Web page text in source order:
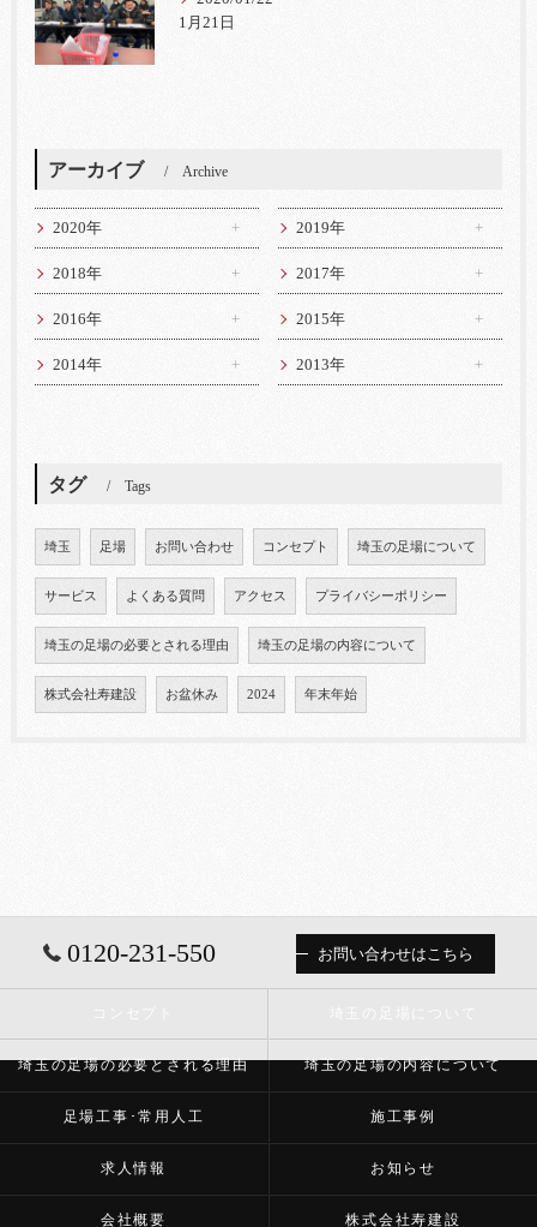
1月21日
アーカイブ Archive
2020年 2019年
2018年 2017年
2016年 2015年
2014年 2013年
タグ Tags
埼玉 足場 お問い合わせ コンセプト 埼玉の足場について
サービス よくある質問 アクセス プライバシーポリシー
埼玉の足場の必要とされる理由 埼玉の足場の内容について
株式会社寿建設 お盆休み 2024 年末年始
0120-231-550 お問い合わせはこちら
埼玉の足場の必要とされる理由 埼玉の足場の内容について
足場工事･常用人工 施工事例
求人情報 お知らせ
会社概要 株式会社寿建設